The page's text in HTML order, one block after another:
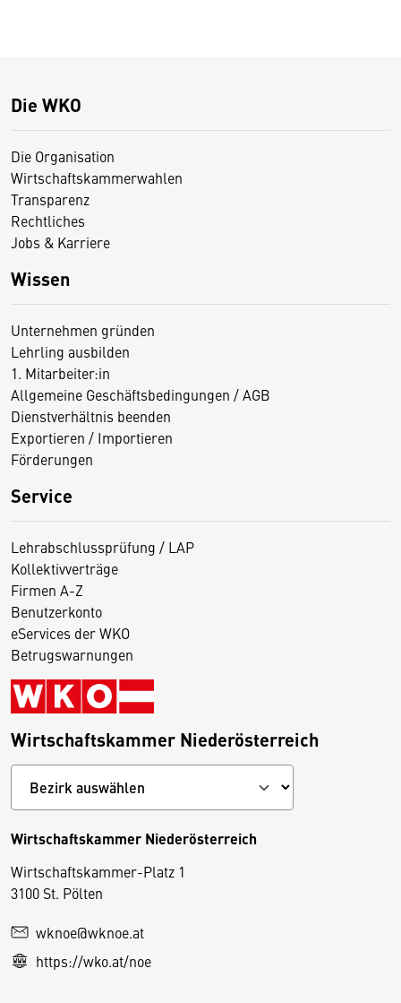
Die WKO
Die Organisation
Wirtschaftskammerwahlen
Transparenz
Rechtliches
Jobs & Karriere
Wissen
Unternehmen gründen
Lehrling ausbilden
1. Mitarbeiter:in
Allgemeine Geschäftsbedingungen / AGB
Dienstverhältnis beenden
Exportieren / Importieren
Förderungen
Service
Lehrabschlussprüfung / LAP
Kollektivverträge
Firmen A-Z
Benutzerkonto
eServices der WKO
Betrugswarnungen
Wirtschaftskammer Niederösterreich
Wirtschaftskammer Niederösterreich
Wirtschaftskammer-Platz 1
3100 St. Pölten
wknoe@wknoe.at
https://wko.at/noe
D
e
s